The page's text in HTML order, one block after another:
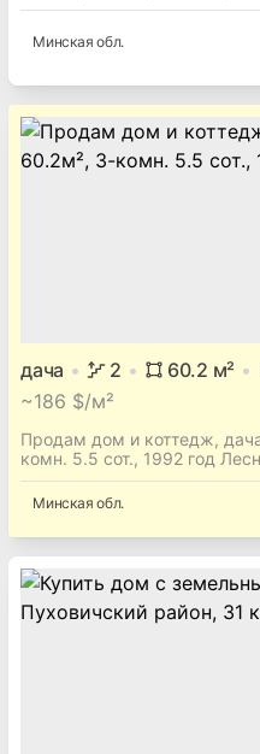
Минская обл.
дача 2 60.2 м²
~186 $/м²
Продам дом и коттедж,
комн. 5.5 сот., 1992 год
Минская обл.